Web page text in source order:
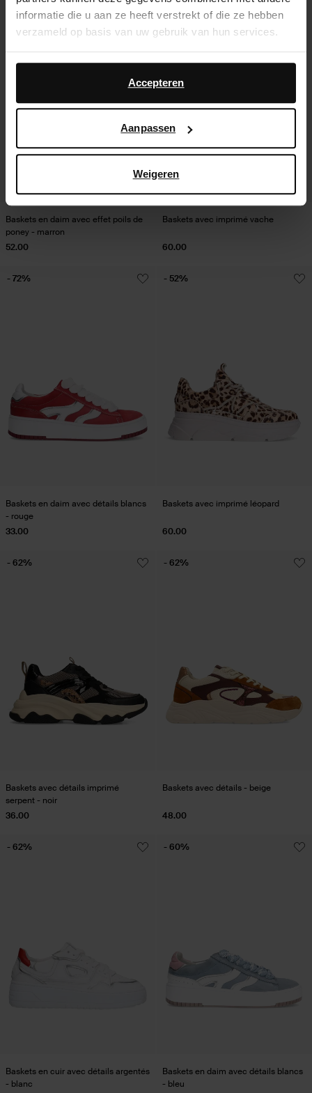
informatie die u aan ze heeft verstrekt of die ze hebben
verzameld op basis van uw gebruik van hun services.
Daarnaast werken wij samen met Google voor
advertentie- en meetdoeleinden. Meer informatie over
hoe Google uw persoonsgegevens gebruikt, vindt u op
Accepteren
Aanpassen
Weigeren
Baskets en daim avec effet poils de
poney - marron
52.00
Baskets avec imprimé vache
60.00
Baskets en daim avec détails blancs
- rouge
33.00
- 72%
Baskets avec imprimé léopard
60.00
- 52%
Baskets avec détails imprimé
serpent - noir
36.00
- 62%
Baskets avec détails - beige
48.00
- 62%
Baskets en cuir avec détails argentés
- blanc
- 62%
Baskets en daim avec détails blancs
- bleu
- 60%